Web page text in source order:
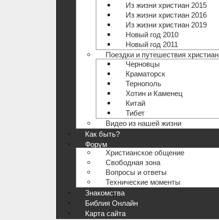
Из жизни христиан 2015
Из жизни христиан 2016
Из жизни христиан 2019
Новый год 2010
Новый год 2011
Поездки и путешествия христиан
Черновцы
Краматорск
Тернополь
Хотин и Каменец
Китай
Тибет
Видео из нашей жизни
Как быть?
Форум
Христианское общение
Свободная зона
Вопросы и ответы
Технические моменты
Знакомства
Библия Онлайн
Карта сайта